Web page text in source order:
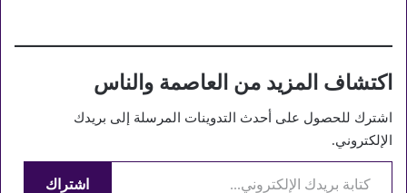
بموجبها رسوم جمركية انتقامية
للولايات المتحدة وحماية العمال
ترامب…
اكتشاف المزيد من العاصمة والناس
اشترك للحصول على أحدث التدوينات المرسلة إلى بريدك
الإلكتروني.
كتابة بريدك الإلكتروني...
اشتراك